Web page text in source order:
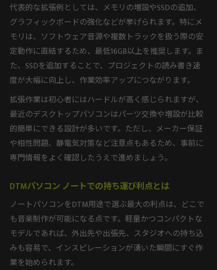
代表的な拡張例としては、メモリの増設やSSDの追加、
グラフィックボードの強化などが挙げられます。特にメ
モリは、ソフトウェア音源や複数トラックを扱う際の安
定動作に直結するため、最低16GB以上を推奨します。ま
た、SSDを追加することで、プロジェクトの読み書き速
度が大幅に向上し、作業効率アップにつながります。
拡張作業は初心者にはハードルが高く感じられますが、
最近のデスクトップパソコンはパーツ交換や増設が比較
的簡単にできる設計が多いです。ただし、メーカー保証
や相性問題、静電気対策など注意点もあるため、事前に
専門情報をよく確認したうえで進めましょう。
DTMパソコン ノートでの持ち運び利点とは
ノートパソコンをDTM用途で選ぶ最大の利点は、どこで
も音楽制作が可能になる点です。軽量かつコンパクトな
モデルであれば、外出先や出張先、スタジオへの持ち込
みも容易で、インスピレーションが湧いた瞬間にすぐ作
業を始められます。